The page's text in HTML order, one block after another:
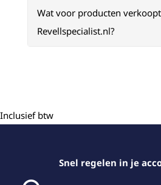
Wat voor producten verkoopt
Revellspecialist.nl?
Inclusief btw
Snel regelen in je